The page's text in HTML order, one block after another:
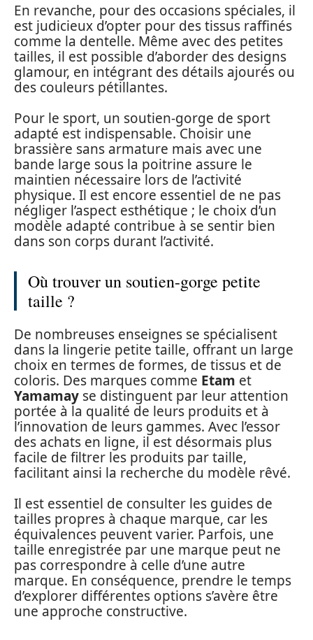
En revanche, pour des occasions spéciales, il
est judicieux d’opter pour des tissus raffinés
comme la dentelle. Même avec des petites
tailles, il est possible d’aborder des designs
glamour, en intégrant des détails ajourés ou
des couleurs pétillantes.
Pour le sport, un soutien-gorge de sport
adapté est indispensable. Choisir une
brassière sans armature mais avec une
bande large sous la poitrine assure le
maintien nécessaire lors de l’activité
physique. Il est encore essentiel de ne pas
négliger l’aspect esthétique ; le choix d’un
modèle adapté contribue à se sentir bien
dans son corps durant l’activité.
Où trouver un soutien-gorge petite
taille ?
De nombreuses enseignes se spécialisent
dans la lingerie petite taille, offrant un large
choix en termes de formes, de tissus et de
coloris. Des marques comme Etam et
Yamamay se distinguent par leur attention
portée à la qualité de leurs produits et à
l’innovation de leurs gammes. Avec l’essor
des achats en ligne, il est désormais plus
facile de filtrer les produits par taille,
facilitant ainsi la recherche du modèle rêvé.
Il est essentiel de consulter les guides de
tailles propres à chaque marque, car les
équivalences peuvent varier. Parfois, une
taille enregistrée par une marque peut ne
pas correspondre à celle d’une autre
marque. En conséquence, prendre le temps
d’explorer différentes options s’avère être
une approche constructive.